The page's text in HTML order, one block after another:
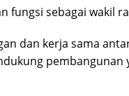
fungsi sebagai wakil
dan kerja sama
pembangunan